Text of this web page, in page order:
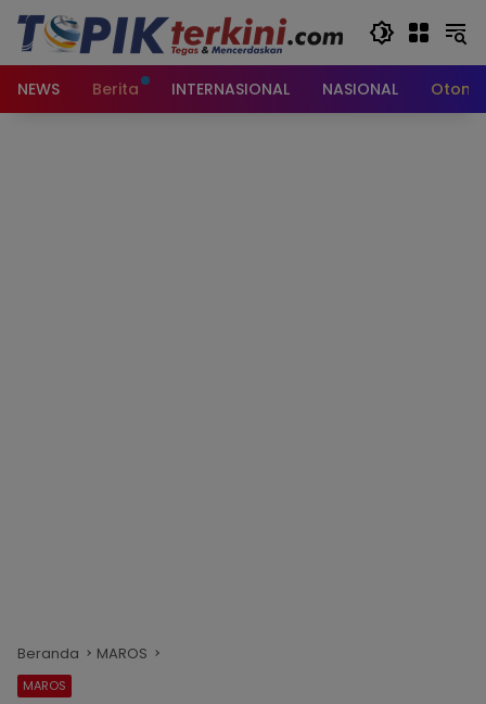
Langsung
konten
NEWS
Berita INTERNASIONAL NASIONAL
Beranda MAROS
MAROS